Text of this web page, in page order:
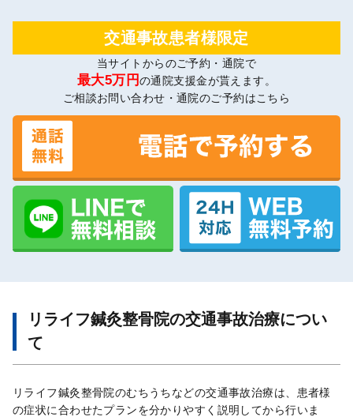
交通事故患者様限定
当サイトからのご予約・通院で
最大5万円の通院支援金が貰えます。
ご相談お問い合わせ・通院のご予約はこちら
リライフ鍼灸整骨院の交通事故治療につい
て
リライフ鍼灸整骨院のむちうちなどの交通事故治療は、患者様
の症状に合わせたプランを分かりやすく説明してから行いま